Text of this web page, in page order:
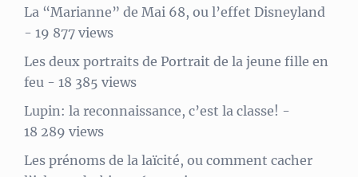
La “Marianne” de Mai 68, ou l’effet Disneyland
- 19 877 views
Les deux portraits de Portrait de la jeune fille en
feu - 18 385 views
Lupin: la reconnaissance, c’est la classe! -
18 289 views
Les prénoms de la laïcité, ou comment cacher